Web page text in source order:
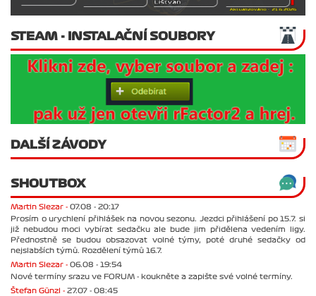
STEAM - INSTALAČNÍ SOUBORY
DALŠÍ ZÁVODY
SHOUTBOX
Martin Slezar - 07.08 - 20:17
Prosím o urychlení přihlášek na novou sezonu. Jezdci přihlášení po 15.7. si
již nebudou moci vybírat sedačku ale bude jim přidělena vedením ligy.
Přednostně se budou obsazovat volné týmy, poté druhé sedačky od
nejslabších týmů. Rozdělení týmů 16.7.
Martin Slezar - 06.08 - 19:54
Nové termíny srazu ve FORUM - koukněte a zapište své volné termíny.
Štefan Günzl - 27.07 - 08:45